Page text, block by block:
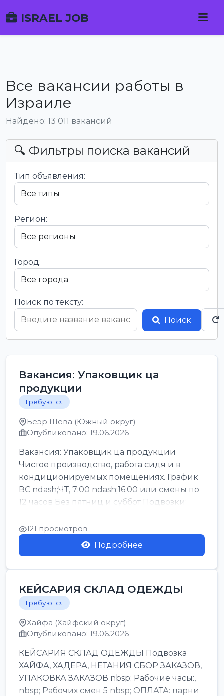
ISRAEL JOB
Все вакансии работы в
Израиле
Найдено: 13 011 вакансий
🔍 Фильтры поиска вакансий
Тип объявления:
Регион:
Город:
Поиск по тексту:
Поиск
Вакансия: Упаковщик ца
продукции
Требуются
Беэр Шева (Южный округ)
Опубликовано: 19.06.2026
Вакансия: Упаковщик ца продукции
Чистое производство, работа сидя и в
кондиционируемых помещениях. График
ВС ndash;ЧТ, 7:00 ndash;16:00 или смены по
12 часов Без пятниц и суббот Подвозки:
Офаким, Нети...
121 просмотров
Подробнее
КЕЙСАРИЯ СКЛАД ОДЕЖДЫ
Требуются
Хайфа (Хайфский округ)
Опубликовано: 19.06.2026
КЕЙСАРИЯ СКЛАД ОДЕЖДЫ Подвозка
ХАЙФА, ХАДЕРА, НЕТАНИЯ СБОР ЗАКАЗОВ,
УПАКОВКА ЗАКАЗОВ nbsp; Рабочие часы:,
nbsp; Рабочих смен 5 nbsp; ОПЛАТА: парни